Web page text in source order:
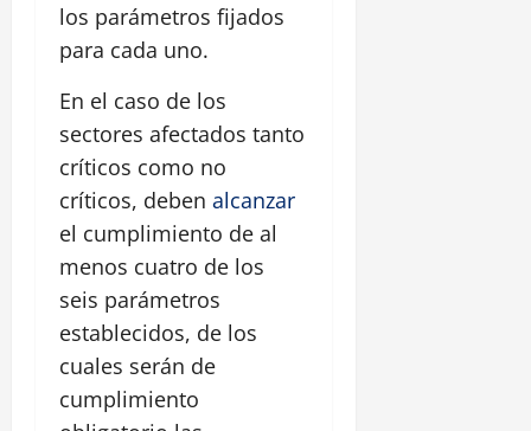
los parámetros fijados
para cada uno.
En el caso de los
sectores afectados tanto
críticos como no
críticos, deben alcanzar
el cumplimiento de al
menos cuatro de los
seis parámetros
establecidos, de los
cuales serán de
cumplimiento